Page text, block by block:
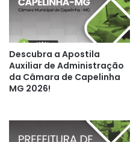
Descubra a Apostila
Auxiliar de Administração
da Câmara de Capelinha
MG 2026!